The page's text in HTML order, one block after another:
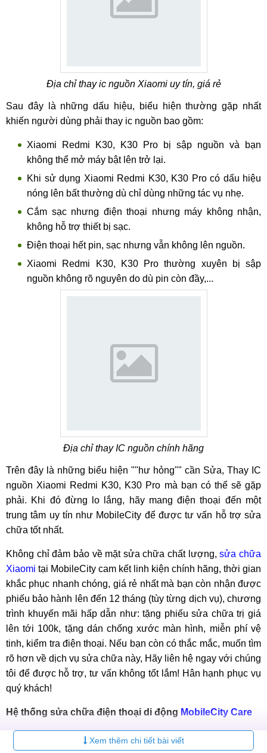
Địa chỉ thay ic nguồn Xiaomi uy tín, giá rẻ
Sau đây là những dấu hiệu, biểu hiện thường gặp nhất
khiến người dùng phải thay ic nguồn bao gồm:
Xiaomi Redmi K30, K30 Pro bị sập nguồn và bạn
không thể mở máy bật lên trở lại.
Khi sử dụng Xiaomi Redmi K30, K30 Pro có dấu hiệu
nóng lên bất thường dù chỉ dùng những tác vụ nhẹ.
Cắm sạc nhưng điện thoại nhưng máy không nhận,
không hỗ trợ thiết bị sạc.
Điện thoại hết pin, sạc nhưng vẫn không lên nguồn.
Xiaomi Redmi K30, K30 Pro thường xuyên bị sập
nguồn không rõ nguyên do dù pin còn đầy,...
Địa chỉ thay IC nguồn chính hãng
Trên đây là những biểu hiện ""hư hỏng"" cần Sửa, Thay IC
nguồn Xiaomi Redmi K30, K30 Pro mà bạn có thể sẽ gặp
phải. Khi đó đừng lo lắng, hãy mang điện thoại đến một
trung tâm uy tín như MobileCity để được tư vấn hỗ trợ sửa
chữa tốt nhất.
Không chỉ đảm bảo về mặt sửa chữa chất lượng,sửa chữa
Xiaomi tại MobileCity cam kết linh kiện chính hãng, thời gian
khắc phục nhanh chóng, giá rẻ nhất mà bạn còn nhận được
phiếu bảo hành lên đến 12 tháng (tùy từng dịch vụ), chương
trình khuyến mãi hấp dẫn như: tặng phiếu sửa chữa trị giá
lên tới 100k, tặng dán chống xước màn hình, miễn phí vệ
tinh, kiểm tra điện thoại. Nếu bạn còn có thắc mắc, muốn tìm
rõ hơn về dịch vụ sửa chữa này, Hãy liên hệ ngay với chúng
tôi để được hỗ trợ, tư vấn không tốt lắm! Hân hạnh phục vụ
quý khách!
Hệ thống sửa chữa điện thoại di động MobileCity Care
Tại Hà Nội Xem thêm chi tiết bài viết